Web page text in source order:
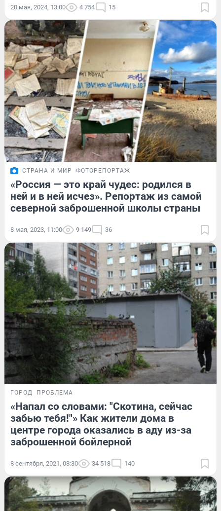
20 мая, 2024, 13:00 4 754 15
СТРАНА И МИР ФОТОРЕПОРТАЖ
«Россия — это край чудес: родился в
ней и в ней исчез». Репортаж из самой
северной заброшенной школы страны
8 мая, 2023, 11:00 9 149 36
ГОРОД ПРОБЛЕМА
«Напал со словами: "Скотина, сейчас
забью тебя!"» Как жители дома в
центре города оказались в аду из-за
заброшенной бойлерной
8 сентября, 2021, 08:30 34 518 140